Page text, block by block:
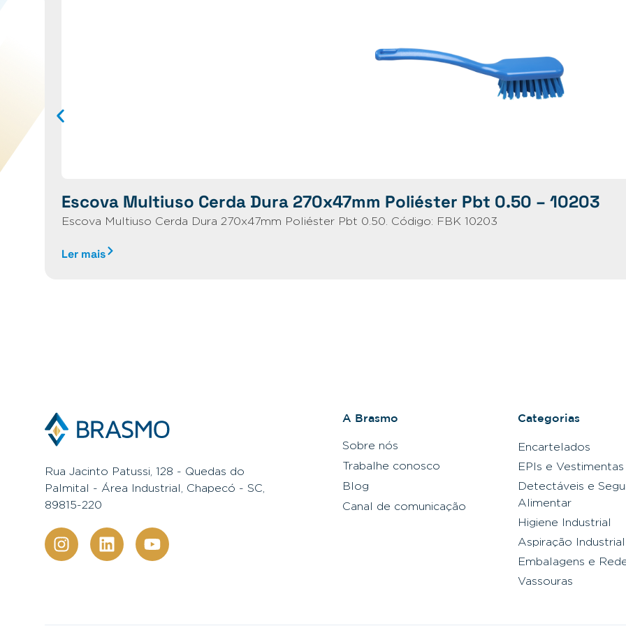
Escova Multiuso Cerda Dura 270x47mm Poliéster Pbt 0.50 – 10203
Escova Multiuso Cerda Dura 270x47mm Poliéster Pbt 0.50. Código: FBK 10203
Ler mais
Rua Jacinto Patussi, 128 - Quedas do
Palmital - Área Industrial, Chapecó - SC,
89815-220
A Brasmo
Sobre nós
Trabalhe conosco
Blog
Canal de comunicação
Categorias
Encartelados
EPIs e Vestimentas
Detectáveis e
Alimentar
Higiene Industrial
Aspiração Industrial
Embalagens e
Vassouras